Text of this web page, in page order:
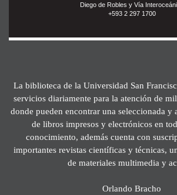
Diego de Robles y Vía
+593 2 297 1700
La biblioteca de la Universidad San
servicios diariamente para la atención de
donde pueden encontrar una seleccionada y
de libros impresos y electrónicos en
conocimiento, además cuenta con
importantes revistas científicas y técnicas,
de materiales multimedia y
Orlando Bracho